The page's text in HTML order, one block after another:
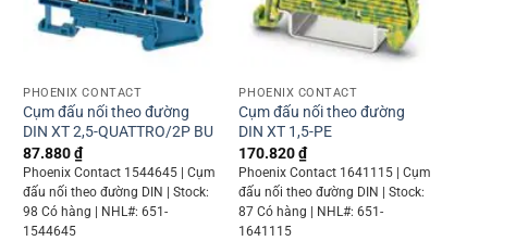
PHOENIX CONTACT
Cụm đấu nối theo đường
DIN XT 2,5-QUATTRO/2P BU
87.880₫
Phoenix Contact 1544645 | Cụm
đấu nối theo đường DIN | Stock:
98 Có hàng | NHL#: 651-
1544645
PHOENIX CONTACT
Cụm đấu nối theo đường
DIN XT 1,5-PE
170.820₫
Phoenix Contact 1641115 | Cụm
đấu nối theo đường DIN | Stock:
87 Có hàng | NHL#: 651-
1641115